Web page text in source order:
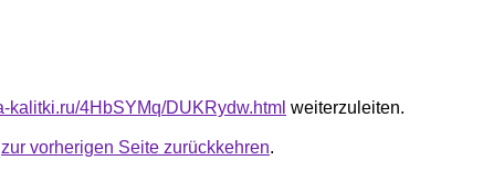
kalitki.ru/4HbSYMq/DUKRydw.html weiterzuleiten.
zur vorherigen Seite zurückkehren.